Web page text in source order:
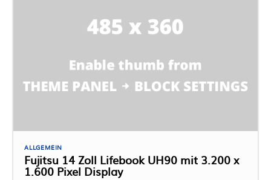
ALLGEMEIN
Fujitsu 14 Zoll Lifebook UH90 mit 3.200 x
1.600 Pixel Display